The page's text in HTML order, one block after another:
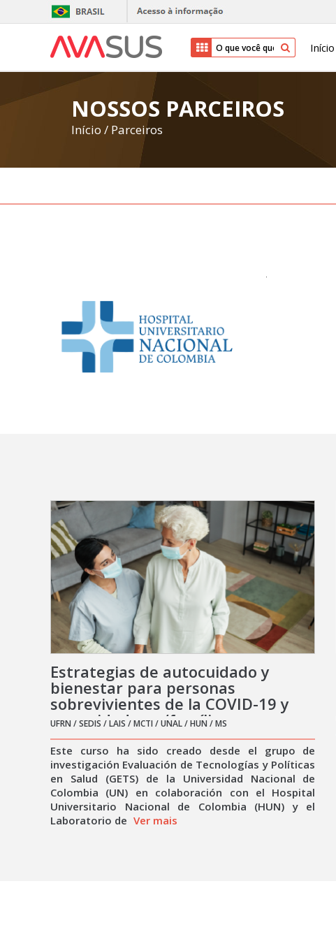
Início
NOSSOS PARCEIROS
Início / Parceiros
.
Estrategias de autocuidado y
bienestar para personas
sobrevivientes de la COVID-19 y
sus cuidadores/famílias
UFRN / SEDIS / LAIS / MCTI / UNAL / HUN / MS
Este curso ha sido creado desde el grupo de
investigación Evaluación de Tecnologías y Políticas
en Salud (GETS) de la Universidad Nacional de
Colombia (UN) en colaboración con el Hospital
Universitario Nacional de Colombia (HUN) y el
Laboratorio de Ver mais